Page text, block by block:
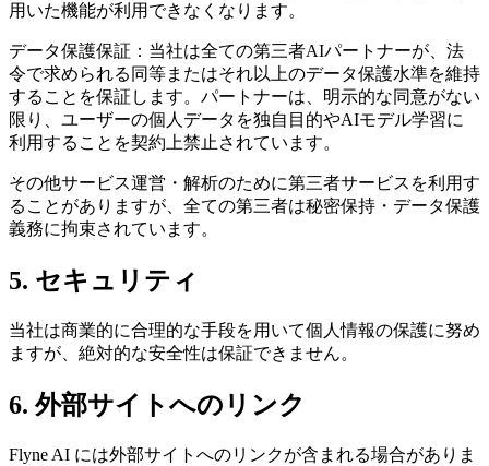
用いた機能が利用できなくなります。
データ保護保証：当社は全ての第三者AIパートナーが、法
令で求められる同等またはそれ以上のデータ保護水準を維持
することを保証します。パートナーは、明示的な同意がない
限り、ユーザーの個人データを独自目的やAIモデル学習に
利用することを契約上禁止されています。
その他サービス運営・解析のために第三者サービスを利用す
ることがありますが、全ての第三者は秘密保持・データ保護
義務に拘束されています。
5. セキュリティ
当社は商業的に合理的な手段を用いて個人情報の保護に努め
ますが、絶対的な安全性は保証できません。
6. 外部サイトへのリンク
Flyne AI には外部サイトへのリンクが含まれる場合がありま